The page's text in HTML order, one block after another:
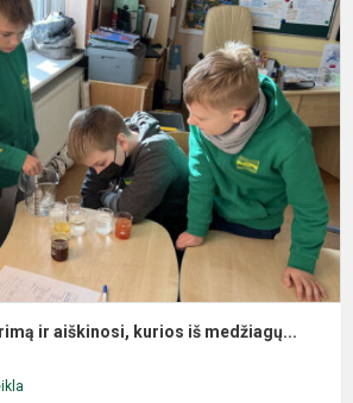
ir aiškinosi, kurios iš medžiagų...